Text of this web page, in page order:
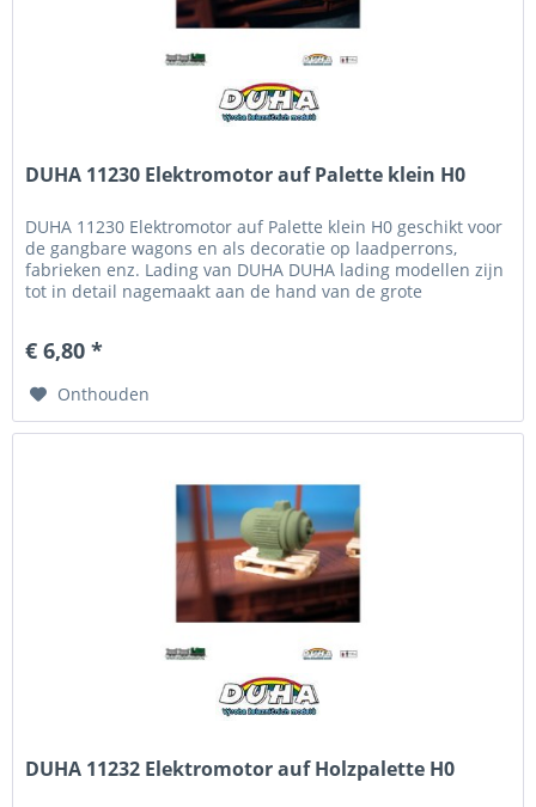
DUHA 11230 Elektromotor auf Palette klein H0
DUHA 11230 Elektromotor auf Palette klein H0 geschikt voor
de gangbare wagons en als decoratie op laadperrons,
fabrieken enz. Lading van DUHA DUHA lading modellen zijn
tot in detail nagemaakt aan de hand van de grote
€ 6,80 *
Onthouden
DUHA 11232 Elektromotor auf Holzpalette H0